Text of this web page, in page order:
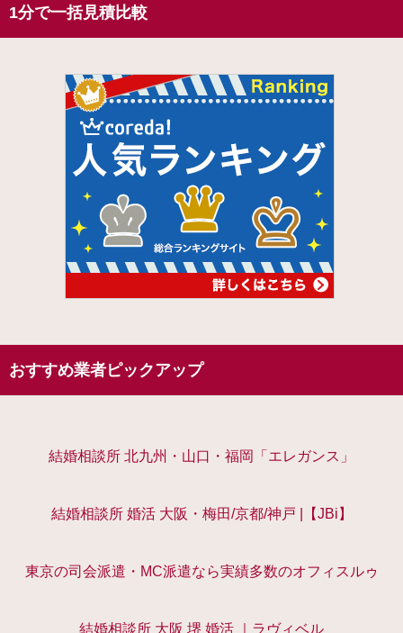
1分で一括見積比較
おすすめ業者ピックアップ
結婚相談所 北九州・山口・福岡「エレガンス」
結婚相談所 婚活 大阪・梅田/京都/神戸 |【JBi】
東京の司会派遣・MC派遣なら実績多数のオフィスルゥ
結婚相談所 大阪 堺 婚活 ｜ラヴィベル